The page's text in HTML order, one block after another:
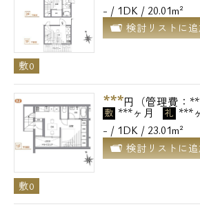
- / 1DK / 20.01m²
検討リストに
敷0
***円（管理費：
敷 ***ヶ月 礼 ***
- / 1DK / 23.01m²
検討リストに
敷0